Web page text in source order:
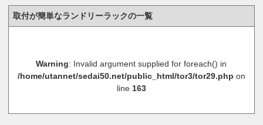
取付が簡単なランドリーラックの一覧
Warning: Invalid argument supplied for foreach() in
/home/utannet/sedai50.net/public_html/tor3/tor29.php on
line 163